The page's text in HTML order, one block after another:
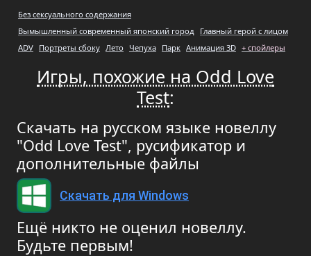
Без сексуального содержания
Вымышленный современный японский город Главный герой с лицом
ADV Портреты сбоку Лето Чепуха Парк Анимация 3D + спойлеры
Игры, похожие на Odd Love
Test:
Скачать на русском языке новеллу
"Odd Love Test", русификатор и
дополнительные файлы
Скачать для Windows
Ещё никто не оценил новеллу.
Будьте первым!